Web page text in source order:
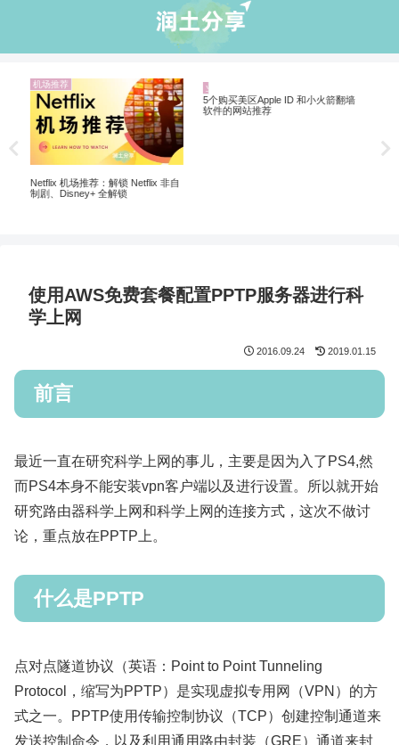
业界资讯
5个购买美区Apple ID 和小火箭翻墙
软件的网站推荐
2026年稳定高速4K机场推荐
使用AWS免费套餐配置PPTP服务器进行科
学上网
2016.09.24 2019.01.15
前言
最近一直在研究科学上网的事儿，主要是因为入了PS4,然
而PS4本身不能安装vpn客户端以及进行设置。所以就开始
研究路由器科学上网和科学上网的连接方式，这次不做讨
论，重点放在PPTP上。
什么是PPTP
点对点隧道协议（英语：Point to Point Tunneling
Protocol，缩写为PPTP）是实现虚拟专用网（VPN）的方
式之一。PPTP使用传输控制协议（TCP）创建控制通道来
发送控制命令，以及利用通用路由封装（GRE）通道来封